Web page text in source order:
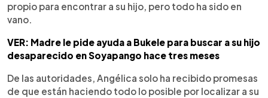
propio para encontrar a su hijo, pero todo ha sido en
vano.
VER: Madre le pide ayuda a Bukele para buscar a su hijo
desaparecido en Soyapango hace tres meses
De las autoridades, Angélica solo ha recibido promesas
de que están haciendo todo lo posible por localizar a su